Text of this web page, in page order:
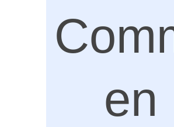
en